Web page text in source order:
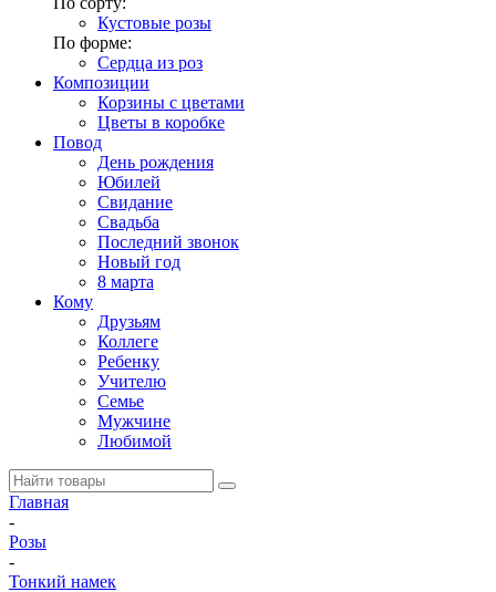
Кустовые розы
По форме:
Сердца из роз
Композиции
Корзины с цветами
Цветы в коробке
Повод
День рождения
Юбилей
Свидание
Свадьба
Последний звонок
Новый год
8 марта
Кому
Друзьям
Коллеге
Ребенку
Учителю
Семье
Мужчине
Любимой
Главная
-
Розы
-
Тонкий намек